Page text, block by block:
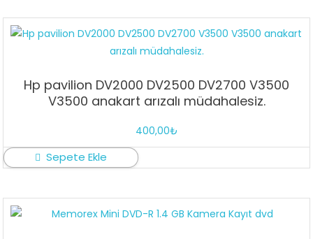
Hp pavilion DV2000 DV2500 DV2700 V3500
V3500 anakart arızalı müdahalesiz.
400,00₺
Sepete Ekle